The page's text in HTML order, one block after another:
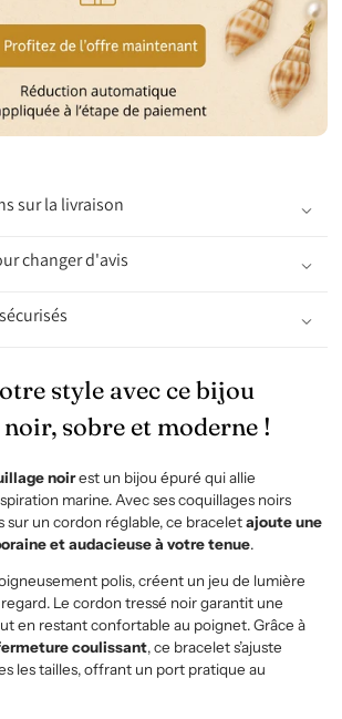
sur la livraison
changer d'avis
style avec ce bijou
sobre et moderne !
noirest un bijou épuré qui allie
marine. Avec ses coquillages noirs
sur un cordon réglable, ce braceletajoute une
et audacieuse à votre tenue.
polis, créent un jeu de lumière
Le cordon tressé noir garantit une
en restant confortable au poignet. Grâce à
coulissant, ce bracelet s’ajuste
les tailles, offrant un port pratique au